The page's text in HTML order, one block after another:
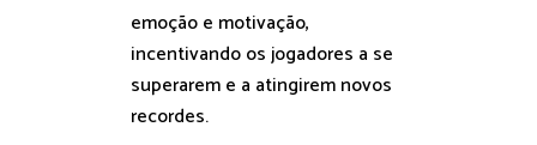
emoção e motivação,
incentivando os jogadores a se
superarem e a atingirem novos
recordes.